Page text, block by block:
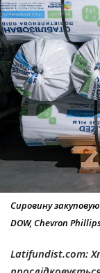
Сировину
DOW, Chevron
Latifundist.com: